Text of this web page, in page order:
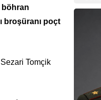
böhran
broşüranı poçt
Tomçik